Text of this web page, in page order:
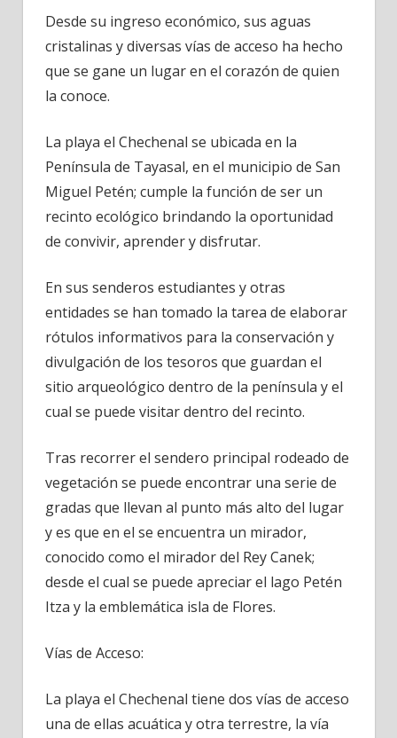
Desde su ingreso económico, sus aguas
cristalinas y diversas vías de acceso ha hecho
que se gane un lugar en el corazón de quien
la conoce.
La playa el Chechenal se ubicada en la
Península de Tayasal, en el municipio de San
Miguel Petén; cumple la función de ser un
recinto ecológico brindando la oportunidad
de convivir, aprender y disfrutar.
En sus senderos estudiantes y otras
entidades se han tomado la tarea de elaborar
rótulos informativos para la conservación y
divulgación de los tesoros que guardan el
sitio arqueológico dentro de la península y el
cual se puede visitar dentro del recinto.
Tras recorrer el sendero principal rodeado de
vegetación se puede encontrar una serie de
gradas que llevan al punto más alto del lugar
y es que en el se encuentra un mirador,
conocido como el mirador del Rey Canek;
desde el cual se puede apreciar el lago Petén
Itza y la emblemática isla de Flores.
Vías de Acceso:
La playa el Chechenal tiene dos vías de acceso
una de ellas acuática y otra terrestre, la vía